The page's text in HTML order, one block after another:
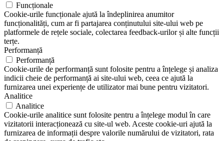
Funcționale
Cookie-urile funcționale ajută la îndeplinirea anumitor
funcționalități, cum ar fi partajarea conținutului site-ului web pe
platformele de rețele sociale, colectarea feedback-urilor și alte funcții
terțe.
Performanță
Performanță
Cookie-urile de performanță sunt folosite pentru a înțelege și analiza
indicii cheie de performanță ai site-ului web, ceea ce ajută la
furnizarea unei experiențe de utilizator mai bune pentru vizitatori.
Analitice
Analitice
Cookie-urile analitice sunt folosite pentru a înțelege modul în care
vizitatorii interacționează cu site-ul web. Aceste cookie-uri ajută la
furnizarea de informații despre valorile numărului de vizitatori, rata